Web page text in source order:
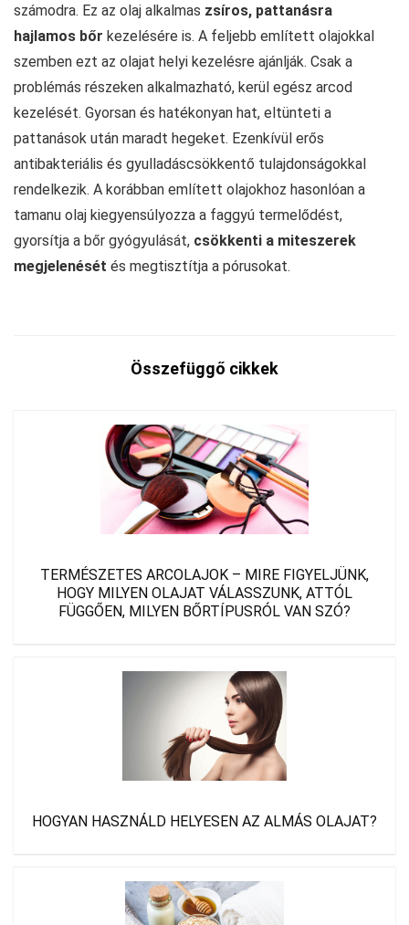
számodra. Ez az olaj alkalmas zsíros, pattanásra
hajlamos bőr kezelésére is. A feljebb említett olajokkal
szemben ezt az olajat helyi kezelésre ajánlják. Csak a
problémás részeken alkalmazható, kerül egész arcod
kezelését. Gyorsan és hatékonyan hat, eltünteti a
pattanások után maradt hegeket. Ezenkívül erős
antibakteriális és gyulladáscsökkentő tulajdonságokkal
rendelkezik. A korábban említett olajokhoz hasonlóan a
tamanu olaj kiegyensúlyozza a faggyú termelődést,
gyorsítja a bőr gyógyulását, csökkenti a miteszerek
megjelenését és megtisztítja a pórusokat.
Összefüggő cikkek
TERMÉSZETES ARCOLAJOK – MIRE FIGYELJÜNK,
HOGY MILYEN OLAJAT VÁLASSZUNK, ATTÓL
FÜGGŐEN, MILYEN BŐRTÍPUSRÓL VAN SZÓ?
HOGYAN HASZNÁLD HELYESEN AZ ALMÁS OLAJAT?